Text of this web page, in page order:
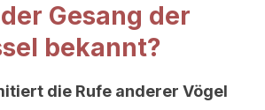
Gesang der
bekannt?
die Rufe anderer Vögel